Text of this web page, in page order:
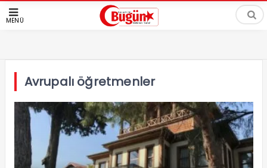
MENÜ
Avrupalı öğretmenler